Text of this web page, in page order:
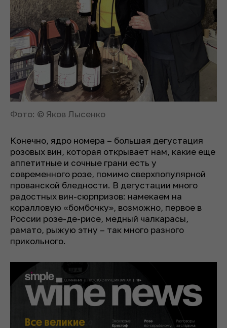
Фото: © Яков Лысенко
Конечно, ядро номера – большая дегустация
розовых вин, которая открывает нам, какие еще
аппетитные и сочные грани есть у
современного розе, помимо сверхпопулярной
прованской бледности. В дегустации много
радостных вин-сюрпризов: намекаем на
коралловую «бомбочку», возможно, первое в
России розе-де-рисе, медный чалкарасы,
рамато, рыжую этну – так много разного
прикольного.